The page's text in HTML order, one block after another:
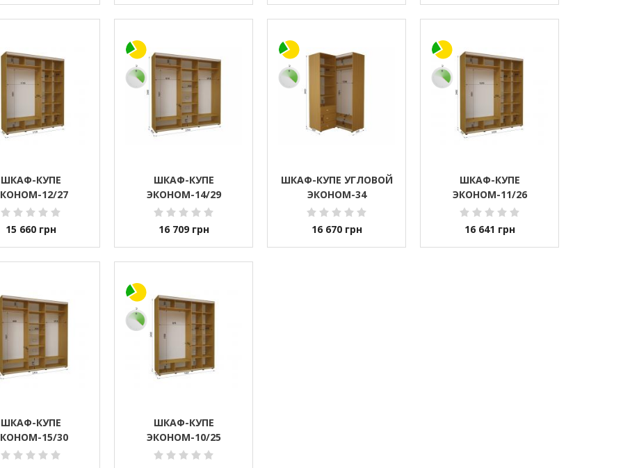
ШКАФ-КУПЕ
12/27
15 660 грн
ШКАФ-КУПЕ
ЭКОНОМ-14/29
16 709 грн
ШКАФ-КУПЕ УГЛОВОЙ
ЭКОНОМ-34
16 670 грн
ШКАФ-КУПЕ
ЭКОНОМ-11/26
16 641 грн
ШКАФ-КУПЕ
15/30
ШКАФ-КУПЕ
ЭКОНОМ-10/25